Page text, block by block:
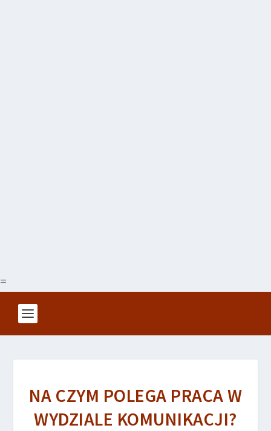
=
NA CZYM POLEGA PRACA W
WYDZIALE KOMUNIKACJI?